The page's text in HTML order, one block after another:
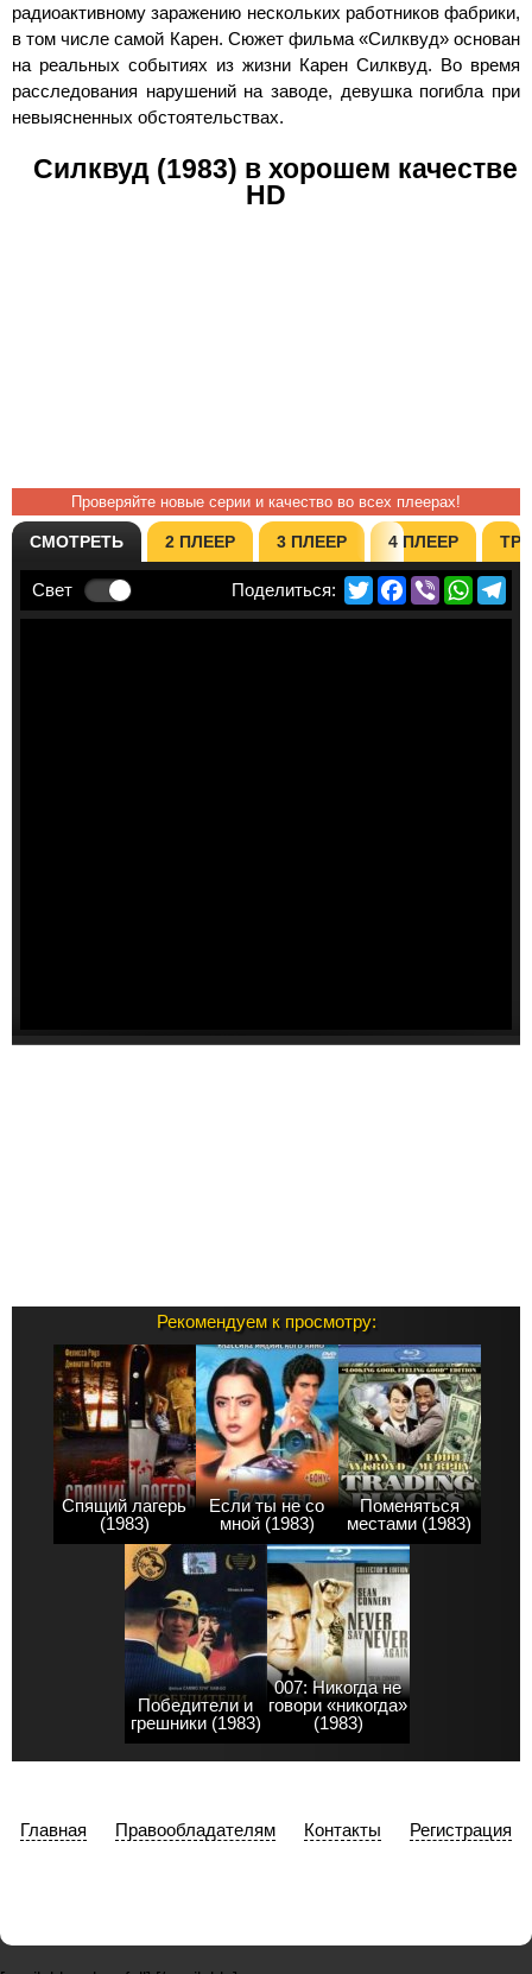
радиоактивному заражению нескольких работников фабрики,
в том числе самой Карен. Сюжет фильма «Силквуд» основан
на реальных событиях из жизни Карен Силквуд. Во время
расследования нарушений на заводе, девушка погибла при
невыясненных обстоятельствах.
Силквуд (1983) в хорошем качестве
HD
Проверяйте новые серии и качество во всех плеерах!
СМОТРЕТЬ 2 ПЛЕЕР 3 ПЛЕЕР 4 ПЛЕЕР
Свет TwitterFacebook
Viber
Рекомендуем к просмотру:
Спящий лагерь
(1983)
Если ты не со
мной (1983)
Поменяться
местами (1983)
Победители и
грешники (1983)
007: Никогда не
говори «никогда»
(1983)
Главная Правообладателям Контакты Регистрация